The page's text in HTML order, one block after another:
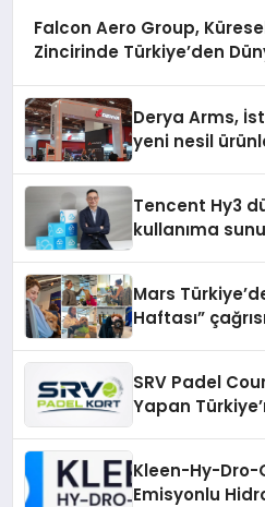
Falcon Aero Group,
Zincirinde Türkiye’den
Derya Arms,
yeni nesil
Tencent Hy3
kullanıma
Mars
Haftası”
SRV Padel
Yapan
Kleen-Hy-Dro-
Emisyonlu